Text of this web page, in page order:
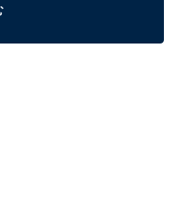
、掃除の優先度が低
きない細かい掃除や